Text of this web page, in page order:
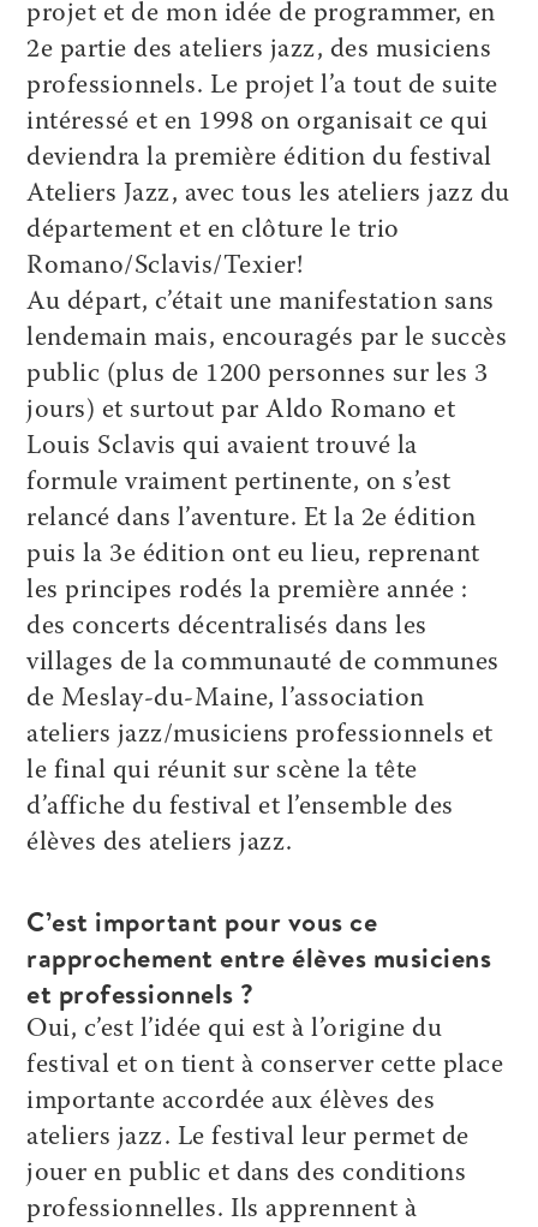
projet et de mon idée de programmer, en
2e partie des ateliers jazz, des musiciens
professionnels. Le projet l’a tout de suite
intéressé et en 1998 on organisait ce qui
deviendra la première édition du festival
Ateliers Jazz, avec tous les ateliers jazz du
département et en clôture le trio
Romano/Sclavis/Texier!
Au départ, c’était une manifestation sans
lendemain mais, encouragés par le succès
public (plus de 1200 personnes sur les 3
jours) et surtout par Aldo Romano et
Louis Sclavis qui avaient trouvé la
formule vraiment pertinente, on s’est
relancé dans l’aventure. Et la 2e édition
puis la 3e édition ont eu lieu, reprenant
les principes rodés la première année :
des concerts décentralisés dans les
villages de la communauté de communes
de Meslay-du-Maine, l’association
ateliers jazz/musiciens professionnels et
le final qui réunit sur scène la tête
d’affiche du festival et l’ensemble des
élèves des ateliers jazz.
C’est important pour vous ce
rapprochement entre élèves musiciens
et professionnels ?
Oui, c’est l’idée qui est à l’origine du
festival et on tient à conserver cette place
importante accordée aux élèves des
ateliers jazz. Le festival leur permet de
jouer en public et dans des conditions
professionnelles. Ils apprennent à